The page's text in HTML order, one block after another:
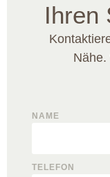
Ihren
Nähe.
NAME
TELEFON